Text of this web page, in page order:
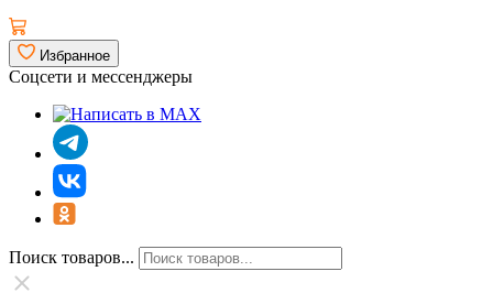
Избранное
Соцсети и мессенджеры
Поиск товаров...